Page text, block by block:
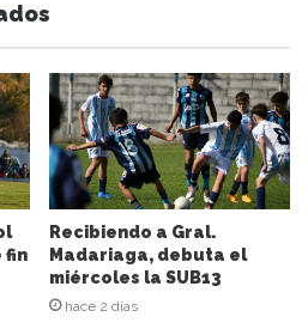
fin
Recibiendo a Gral.
Madariaga, debuta el
miércoles la SUB13
hace 2 días